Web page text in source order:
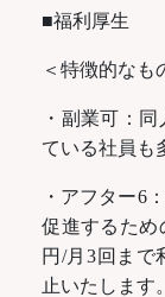
■福利厚生
＜特徴的なも
・副業可：
ている社員も
・アフター6
促進するため
円/月3回ま
止いたします。